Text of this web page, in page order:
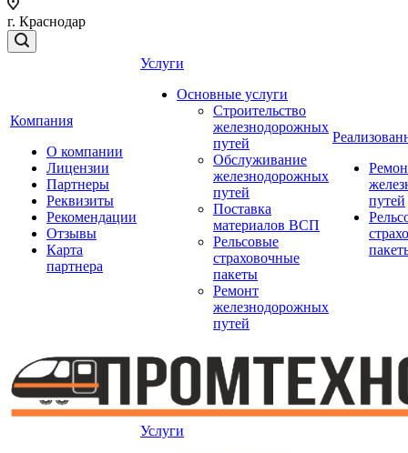
г. Краснодар
Компания
О компании
Лицензии
Партнеры
Реквизиты
Рекомендации
Отзывы
Карта
партнера
Услуги
Основные услуги
Строительство
железнодорожных
путей
Обслуживание
железнодорожных
путей
Поставка
материалов ВСП
Рельсовые
страховочные
пакеты
Ремонт
железнодорожных
путей
путей
Услуги